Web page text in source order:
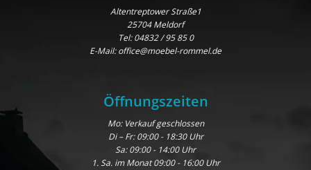
Altentreptower Straße1
25704 Meldorf
Tel:04832 / 95 85 0
E-Mail:office@moebel-rommel.de
Öffnungszeiten
Mo: Verkauf geschlossen
Di – Fr: 09:00 - 18:30 Uhr
Sa: 09:00 - 14:00 Uhr
1. Sa. im Monat 09:00 - 16:00 Uhr